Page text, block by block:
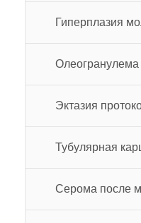
Гиперплазия
Эктазия
Тубулярная
Серома после